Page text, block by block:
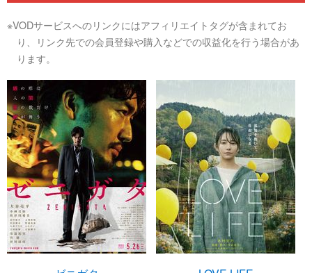
※VODサービスへのリンクにはアフィリエイトタグが含まれてお
り、リンク先での会員登録や購入などでの収益化を行う場合があ
ります。